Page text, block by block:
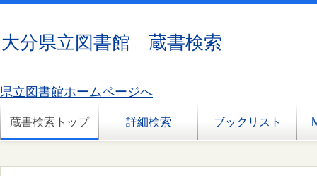
大分県立図書館 蔵書検索
県立図書館ホームページへ
蔵書検索トップ 詳細検索 ブックリスト